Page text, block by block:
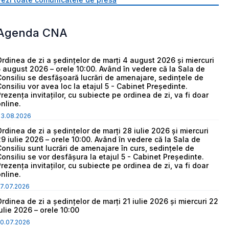
CNA
de zi a ședințelor de marți 4 august 2026 și miercuri
august 2026 – orele 10:00. Având în vedere că la Sala de
se desfășoară lucrări de amenajare, sedințele de
vor avea loc la etajul 5 - Cabinet Președinte.
invitaților, cu subiecte pe ordinea de zi, va fi doar
de zi a ședințelor de marți 28 iulie 2026 și miercuri
iulie 2026 – orele 10:00. Având în vedere că la Sala de
sunt lucrări de amenajare în curs, sedințele de
se vor desfășura la etajul 5 - Cabinet Președinte.
invitaților, cu subiecte pe ordinea de zi, va fi doar
de zi a ședințelor de marți 21 iulie 2026 și miercuri 22
2026 – orele 10:00